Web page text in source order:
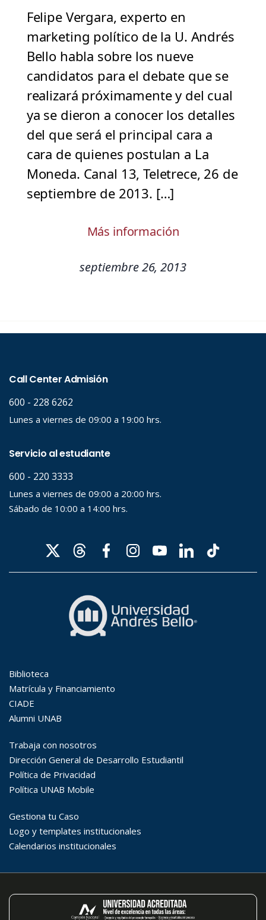
Felipe Vergara, experto en
marketing político de la U. Andrés
Bello habla sobre los nueve
candidatos para el debate que se
realizará próximamente y del cual
ya se dieron a conocer los detalles
del que será el principal cara a
cara de quienes postulan a La
Moneda. Canal 13, Teletrece, 26 de
septiembre de 2013. […]
Más información
septiembre 26, 2013